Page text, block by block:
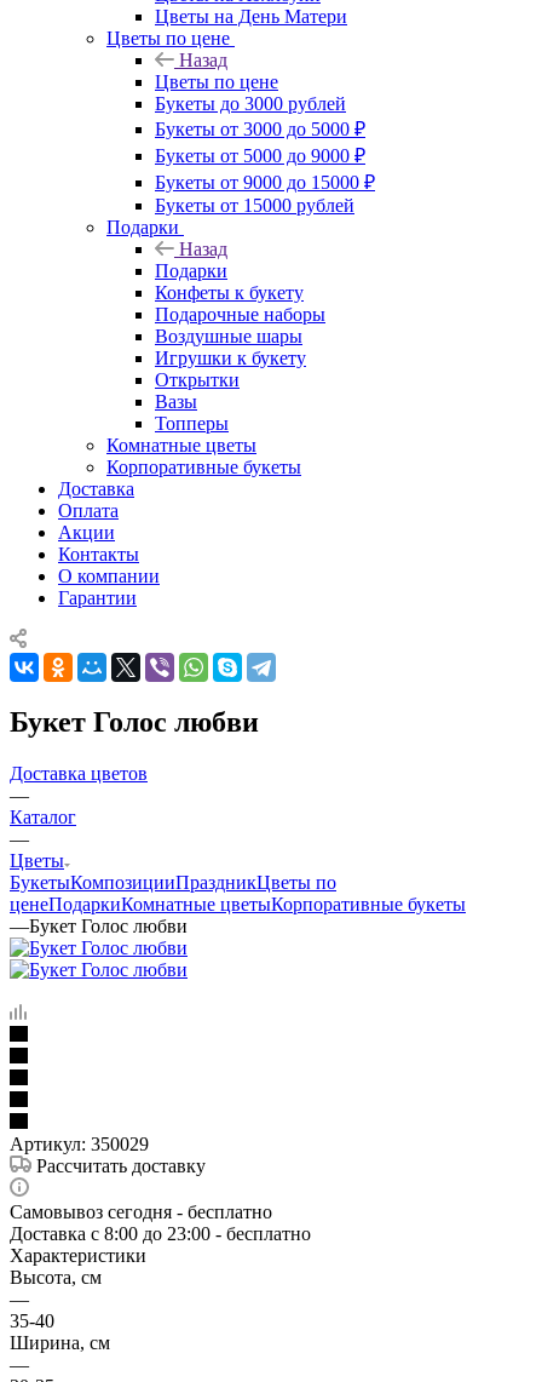
Цветы на День Матери
Цветы по цене
Назад
Цветы по цене
Букеты до 3000 рублей
Букеты от 3000 до 5000 ₽
Букеты от 5000 до 9000 ₽
Букеты от 9000 до 15000 ₽
Букеты от 15000 рублей
Подарки
Назад
Подарки
Конфеты к букету
Подарочные наборы
Воздушные шары
Игрушки к букету
Открытки
Вазы
Топперы
Комнатные цветы
Корпоративные букеты
Доставка
Оплата
Акции
Контакты
О компании
Гарантии
Букет Голос любви
Доставка цветов
—
Каталог
—
Цветы
БукетыКомпозицииПраздникЦветы по
ценеПодаркиКомнатные цветыКорпоративные букеты
—Букет Голос любви
Артикул: 350029
Рассчитать доставку
Самовывоз сегодня - бесплатно
Доставка c 8:00 до 23:00 - бесплатно
Характеристики
Высота, см
—
35-40
Ширина, см
—